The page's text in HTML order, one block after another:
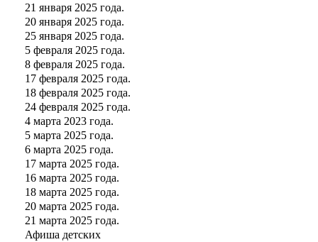
21 января 2025 года.
20 января 2025 года.
25 января 2025 года.
5 февраля 2025 года.
8 февраля 2025 года.
17 февраля 2025 года.
18 февраля 2025 года.
24 февраля 2025 года.
4 марта 2023 года.
5 марта 2025 года.
6 марта 2025 года.
17 марта 2025 года.
16 марта 2025 года.
18 марта 2025 года.
20 марта 2025 года.
21 марта 2025 года.
Афиша детских